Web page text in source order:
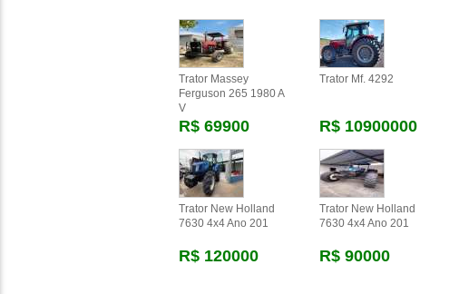
Trator Massey
Ferguson 265 1980 A
V
R$ 69900
Trator Mf. 4292
R$ 10900000
Trator New Holland
7630 4x4 Ano 201
R$ 120000
Trator New Holland
7630 4x4 Ano 201
R$ 90000